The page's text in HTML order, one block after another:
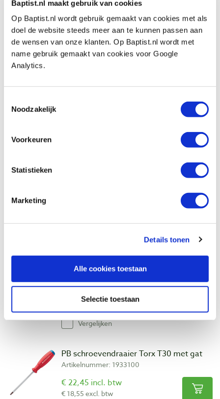
Baptist.nl maakt gebruik van cookies
Op Baptist.nl wordt gebruik gemaakt van cookies met als
doel de website steeds meer aan te kunnen passen aan
de wensen van onze klanten. Op Baptist.nl wordt met
name gebruik gemaakt van cookies voor Google
Analytics.
Noodzakelijk
Voorkeuren
Statistieken
Marketing
Details tonen
Alle cookies toestaan
Selectie toestaan
Zelftappend:n.v.t.
Geschikt voor buitengebruik:nee
Kopvorm:platkop
Aandrijving:
Schroef diameter:Ø 6 mm
Schroeflengte:
multiplex, spaanplaat/MDF en aluminium.
Inhoud doos:
Bohrcraft schroefbit Torx T30 x 25 mm
Artikelnummer: 32797
€ 1,05 incl. btw
Vergelijken
PB schroevendraaier Torx T30 met gat
Artikelnummer: 1933100
€ 22,45 incl. btw
€ 18,55 excl. btw